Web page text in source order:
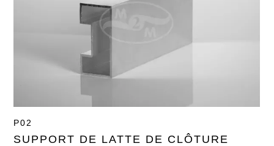
P02
SUPPORT DE LATTE DE CLÔTURE